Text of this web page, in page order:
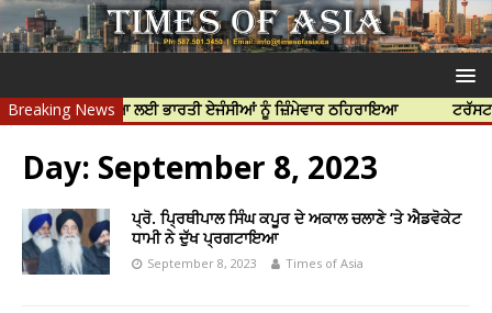
Breaking News
ਦੀ ਹੱਤਿਆ ਲਈ ਭਾਰਤੀ ਏਜੰਸੀਆਂ ਨੂੰ ਜ਼ਿੰਮੇਵਾਰ ਠਹਿਰਾਇਆ ਟਰੱਸਟਡ
Day: September 8, 2023
ਪ੍ਰੋ. ਪ੍ਰਿਥੀਪਾਲ ਸਿੰਘ ਕਪੂਰ ਦੇ ਅਕਾਲ ਚਲਾਣੇ ’ਤੇ ਐਡਵੋਕੇਟ
ਧਾਮੀ ਨੇ ਦੁੱਖ ਪ੍ਰਗਟਾਇਆ
September 8, 2023 Times of Asia